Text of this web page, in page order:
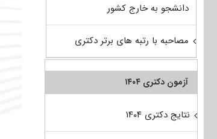
دانشجو به خارج کشور
مصاحبه با رتبه های برتر دکتری
آزمون دکتری ۱۴۰۴
نتایج دکتری ۱۴۰۴